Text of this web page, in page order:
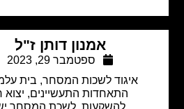
אמנון דותן ז"ל
ספטמבר 29, 2023
איגוד לשכות המסחר ,בית עלמין ירקון,
התאחדות התעשיינים,יצוא חברה
להשקעות,לשכת המסחר ישראל